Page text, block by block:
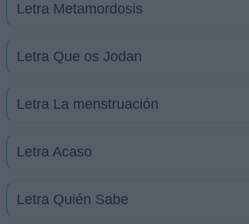
Letra Metamordosis
Letra Que os Jodan
Letra La menstruación
Letra Acaso
Letra Quién Sabe